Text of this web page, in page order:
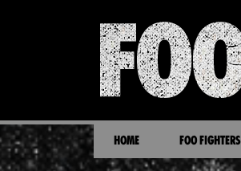
HOME FOO FIGHTERS